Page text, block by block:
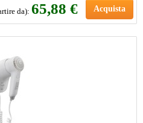
da): 65,88 € Acquista